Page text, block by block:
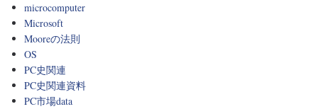
microcomputer
Microsoft
Mooreの法則
OS
PC史関連
PC史関連資料
PC市場data